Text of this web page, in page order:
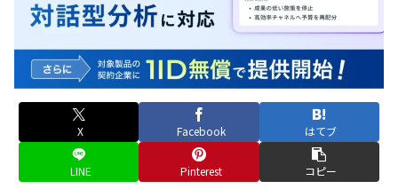
X Facebook はてブ
LINE Pinterest コピー